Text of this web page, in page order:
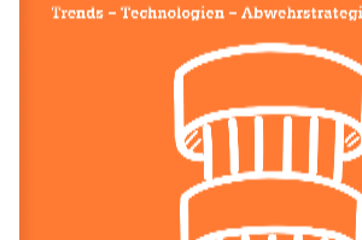
Trends – Technologien –